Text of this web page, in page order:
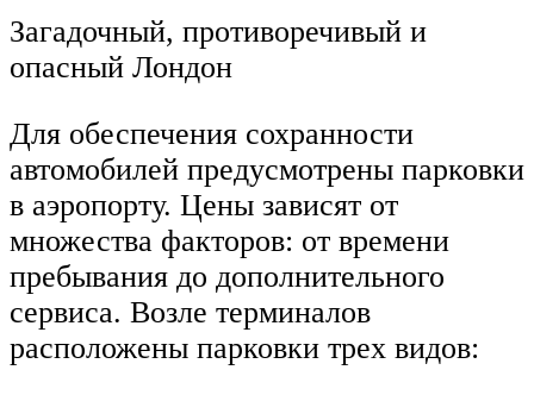
Загадочный, противоречивый и
опасный Лондон
Для обеспечения сохранности
автомобилей предусмотрены парковки
в аэропорту. Цены зависят от
множества факторов: от времени
пребывания до дополнительного
сервиса. Возле терминалов
расположены парковки трех видов: